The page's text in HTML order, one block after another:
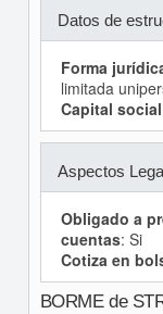
Datos de
Forma
limitada
Capital social
Aspectos
Obligado a
cuentas: Si
Cotiza en
BORME de